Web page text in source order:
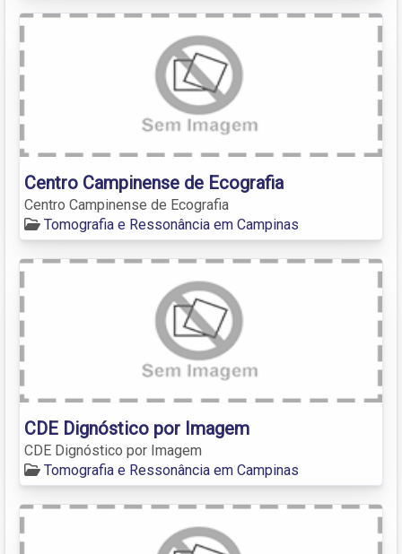
Centro Campinense de Ecografia
Centro Campinense de Ecografia
Tomografia e Ressonância em Campinas
CDE Dignóstico por Imagem
CDE Dignóstico por Imagem
Tomografia e Ressonância em Campinas